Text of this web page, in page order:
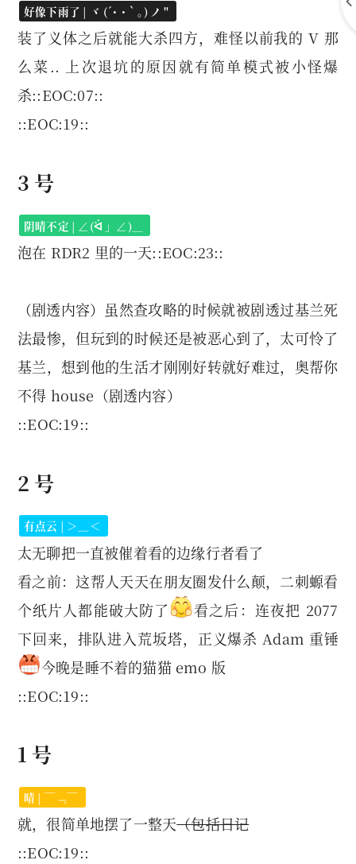
好像下雨了 | ヾ (´･ ･｀｡) ノ "
装了义体之后就能大杀四方，难怪以前我的 V 那
么菜.. 上次退坑的原因就有简单模式被小怪爆
杀::EOC:07::
::EOC:19::
3 号
阴晴不定 | ∠(ᐛ 」∠)＿
泡在 RDR2 里的一天::EOC:23::
（剧透内容） 虽然查攻略的时候就被剧透过基兰死
法最惨，但玩到的时候还是被恶心到了，太可怜了
基兰，想到他的生活才刚刚好转就好难过，奥帮你
不得 house （剧透内容）
::EOC:19::
2 号
有点云 | ＞﹏＜
太无聊把一直被催着看的边缘行者看了
看之前：这帮人天天在朋友圈发什么颠，二刺螈看
个纸片人都能破大防了
看之后：连夜把 2077
下回来，排队进入荒坂塔，正义爆杀 Adam 重锤
今晚是睡不着的猫猫 emo 版
::EOC:19::
1 号
晴 | ￣﹃￣
就，很简单地摆了一整天（包括日记
::EOC:19::